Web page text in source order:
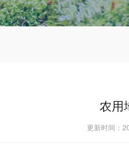
农用
更新时间：